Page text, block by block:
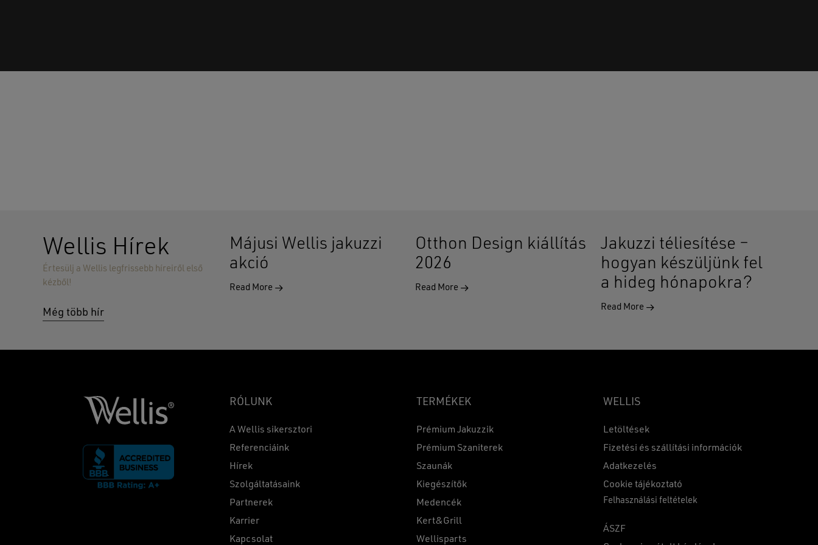
Wellis Hírek
Értesülj a Wellis legfrissebb híreiről első
kézből!
Még több hír
Májusi Wellis jakuzzi
akció
Read More
Otthon Design kiállítás
2026
Read More
Jakuzzi téliesítése –
hogyan készüljünk fel
a hideg hónapokra?
Read More
RÓLUNK
A Wellis sikersztori
Referenciáink
Hírek
Szolgáltatásaink
Partnerek
Karrier
Kapcsolat
TERMÉKEK
Prémium Jakuzzik
Prémium Szaniterek
Szaunák
Kiegészítők
Medencék
Kert&Grill
Wellisparts
WELLIS
Letöltések
Fizetési és szállítási információk
Adatkezelés
Cookie tájékoztató
Felhasználási feltételek
ÁSZF